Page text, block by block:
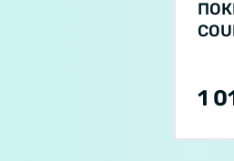
1